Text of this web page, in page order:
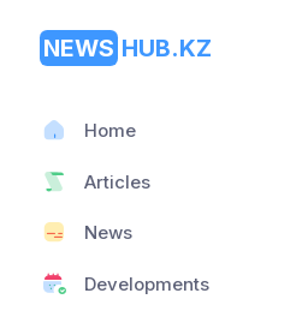
NEWS HUB.KZ
Home
Articles
News
Developments